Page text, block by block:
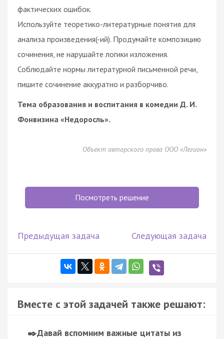
фактических ошибок.
Используйте теоретико-литературные понятия для
анализа произведения(-ий). Продумайте композицию
сочинения, не нарушайте логики изложения.
Соблюдайте нормы литературной письменной речи,
пишите сочинение аккуратно и разборчиво.
Тема образования и воспитания в комедии Д. И.
Фонвизина «Недоросль».
Объект авторского права ООО «Легион»
Посмотреть решение
Предыдущая задача Следующая задача
Вместе с этой задачей также решают:
✒️Давай вспомним важные цитаты из